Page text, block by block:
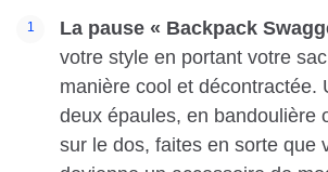
La pause « Backpack
votre style en portant votre
manière cool et décontractée.
deux épaules, en bandoulière
sur le dos, faites en sorte que